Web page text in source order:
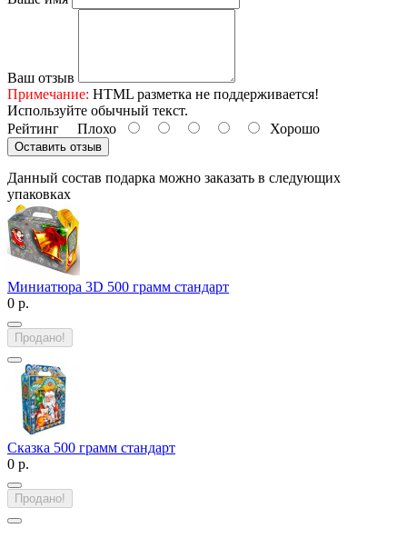
Ваш отзыв
Примечание: HTML разметка не поддерживается!
Используйте обычный текст.
Рейтинг Плохо Хорошо
Оставить отзыв
Данный состав подарка можно заказать в следующих
упаковках
Миниатюра 3D 500 грамм стандарт
0 р.
Продано!
Сказка 500 грамм стандарт
0 р.
Продано!